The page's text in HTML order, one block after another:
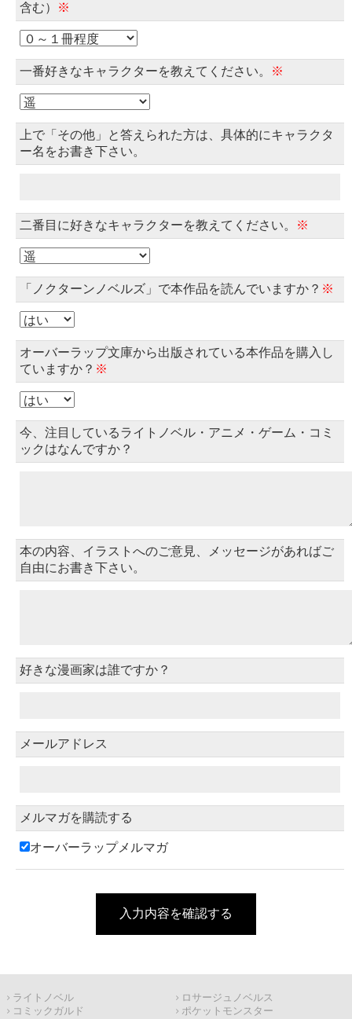
含む）
※
一番好きなキャラクターを教えてください。 ※
上で「その他」と答えられた方は、具体的にキャラクタ
ー名をお書き下さい。
二番目に好きなキャラクターを教えてください。 ※
「ノクターンノベルズ」で本作品を読んでいますか？ ※
オーバーラップ文庫から出版されている本作品を購入し
ていますか？ ※
今、注目しているライトノベル・アニメ・ゲーム・コミ
ックはなんですか？
本の内容、イラストへのご意見、メッセージがあればご
自由にお書き下さい。
好きな漫画家は誰ですか？
メールアドレス
メルマガを購読する
オーバーラップメルマガ
入力内容を確認する
ライトノベル
ロサージュノベルス
コミックガルド
ポケットモンスター